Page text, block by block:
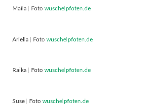
Maila | Foto wuschelpfoten.de
Ariella | Foto wuschelpfoten.de
Raika | Foto wuschelpfoten.de
Suse | Foto wuschelpfoten.de